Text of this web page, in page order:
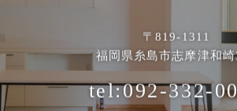
〒819-1311
福岡県糸島市志摩津和崎
tel:092-332-